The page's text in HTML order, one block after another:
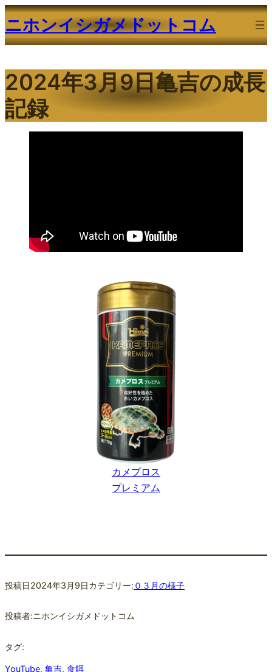
内
容
を
キ
ッ
プ
ニホンイシガメドットコム
2024年3月9日亀吉の成長
記録
カメプロス
プレミアム
投稿日2024年3月9日カテゴリー: ０３月の様子
投稿者:ニホンイシガメドットコム
タグ:
YouTube, 亀吉, 食餌